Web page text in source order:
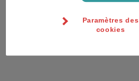
Paramètres des
cookies